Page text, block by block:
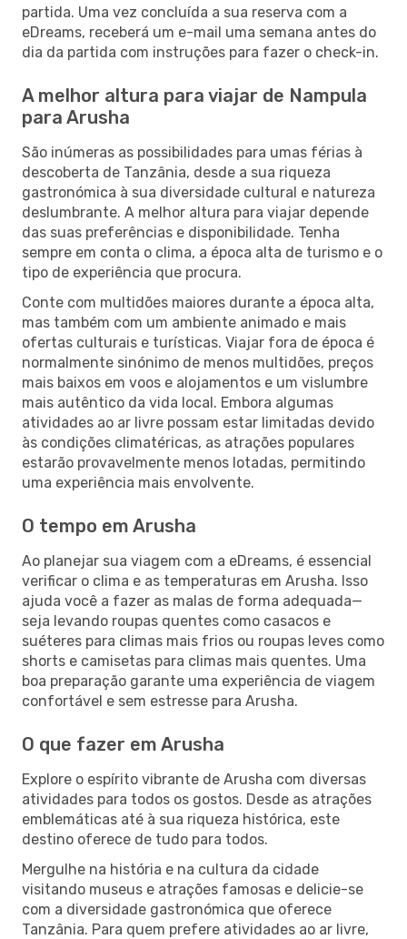
partida. Uma vez concluída a sua reserva com a
eDreams, receberá um e-mail uma semana antes do
dia da partida com instruções para fazer o check-in.
A melhor altura para viajar de Nampula
para Arusha
São inúmeras as possibilidades para umas férias à
descoberta de Tanzânia, desde a sua riqueza
gastronómica à sua diversidade cultural e natureza
deslumbrante. A melhor altura para viajar depende
das suas preferências e disponibilidade. Tenha
sempre em conta o clima, a época alta de turismo e o
tipo de experiência que procura.
Conte com multidões maiores durante a época alta,
mas também com um ambiente animado e mais
ofertas culturais e turísticas. Viajar fora de época é
normalmente sinónimo de menos multidões, preços
mais baixos em voos e alojamentos e um vislumbre
mais autêntico da vida local. Embora algumas
atividades ao ar livre possam estar limitadas devido
às condições climatéricas, as atrações populares
estarão provavelmente menos lotadas, permitindo
uma experiência mais envolvente.
O tempo em Arusha
Ao planejar sua viagem com a eDreams, é essencial
verificar o clima e as temperaturas em Arusha. Isso
ajuda você a fazer as malas de forma adequada—
seja levando roupas quentes como casacos e
suéteres para climas mais frios ou roupas leves como
shorts e camisetas para climas mais quentes. Uma
boa preparação garante uma experiência de viagem
confortável e sem estresse para Arusha.
O que fazer em Arusha
Explore o espírito vibrante de Arusha com diversas
atividades para todos os gostos. Desde as atrações
emblemáticas até à sua riqueza histórica, este
destino oferece de tudo para todos.
Mergulhe na história e na cultura da cidade
visitando museus e atrações famosas e delicie-se
com a diversidade gastronómica que oferece
Tanzânia. Para quem prefere atividades ao ar livre,